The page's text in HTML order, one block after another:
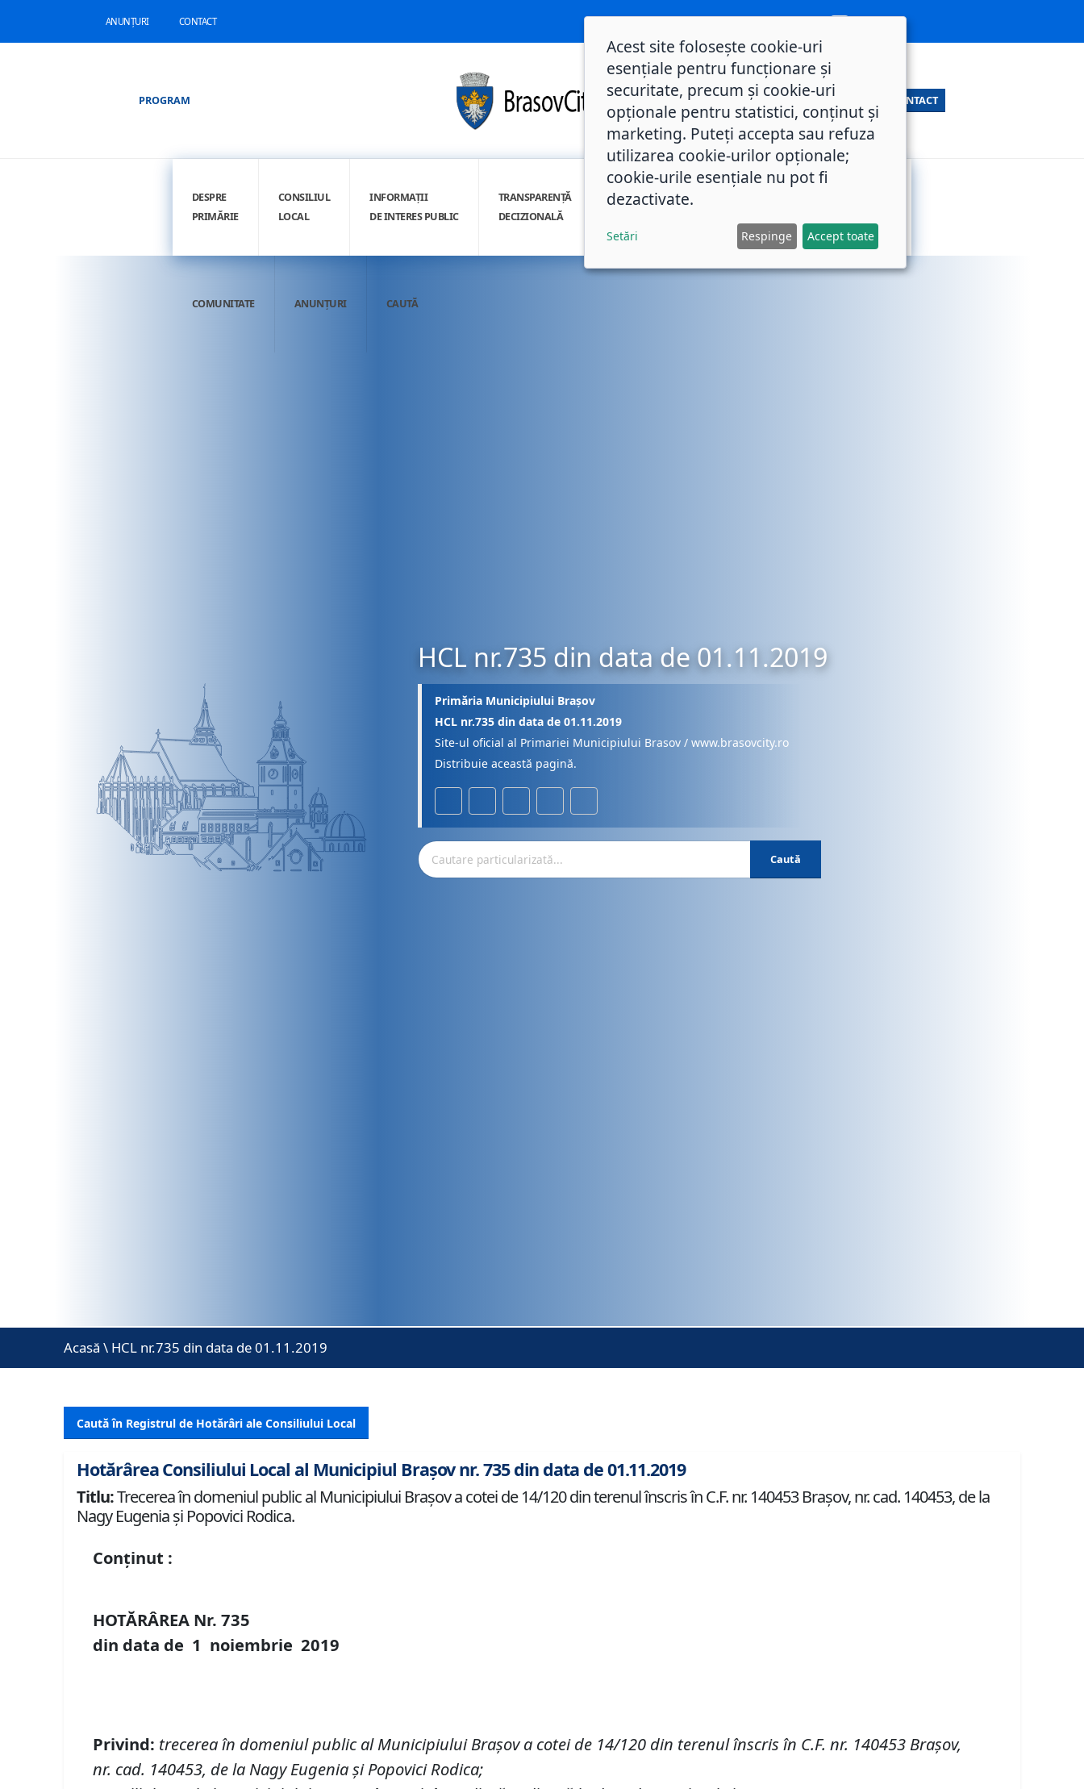
ANUNȚURI CONTACT
PROGRAM CONTACT
DESPRE
PRIMĂRIE
CONSILIUL
LOCAL
INFORMAȚII
DE INTERES PUBLIC
TRANSPARENȚĂ
DECIZIONALĂ
INTEGRITATE
COMUNITATE ANUNȚURI CAUTĂ
HCL nr.735 din data de 01.11.2019
Primăria Municipiului Brașov
HCL nr.735 din data de 01.11.2019
Site-ul oficial al Primariei Municipiului Brasov / www.brasovcity.ro
Distribuie această pagină.
Caută
Acasă \ HCL nr.735 din data de 01.11.2019
Caută în Registrul de Hotărâri ale Consiliului Local
Hotărârea Consiliului Local al Municipiul Brașov nr. 735 din data de 01.11.2019
Titlu:Trecerea în domeniul public al Municipiului Braşov a cotei de 14/120 din terenul înscris în C.F. nr. 140453 Brașov, nr. cad. 140453, de la
Nagy Eugenia și Popovici Rodica.
Conținut :
HOTĂRÂREA Nr.735
din data de 1 noiembrie2019
Privind: trecerea în domeniul public al Municipiului Braşov a cotei de 14/120 din terenul înscris în C.F. nr. 140453 Brașov,
nr. cad. 140453, de la Nagy Eugenia și Popovici Rodica;
Acest site folosește cookie-uri
esențiale pentru funcționare și
securitate, precum și cookie-uri
opționale pentru statistici, conținut și
marketing. Puteți accepta sau refuza
utilizarea cookie-urilor opționale;
cookie-urile esențiale nu pot fi
dezactivate.
Setări Respinge Accept toate